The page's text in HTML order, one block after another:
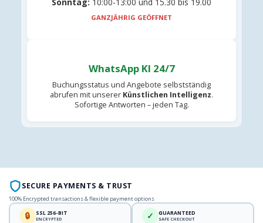
GANZJÄHRIG GEÖFFNET
WhatsApp KI 24/7
Buchungsstatus und Angebote selbstständig
abrufen mit unserer Künstlichen Intelligenz.
Sofortige Antworten – jeden Tag.
SECURE PAYMENTS & TRUST
100% Encrypted transactions & flexible payment options
🔒 SSL 256-BIT
ENCRYPTED ✓ GUARANTEED
SAFE CHECKOUT